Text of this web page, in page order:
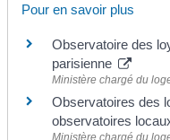
Pour en savoir plus
Observatoire des
parisienne
Ministère chargé du
Observatoires des
observatoires
Ministère chargé du